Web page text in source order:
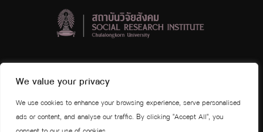
We value your privacy
We use cookies to enhance your browsing experience, serve personalised
ads or content, and analyse our traffic. By clicking "Accept All", you
สถาบันวิจัยสังคม จุฬาลงกรณ์มหาวิทยาลัย
ชั้น 4 และ 5 อาคารวิศิษฐ์ ประจวบเหมาะ
จุฬาลงกรณ์มหาวิทยาลัย ถนนพญาไท
แขวงวังใหม่ เขตปทุมวัน กรุงเทพมหานคร 10330